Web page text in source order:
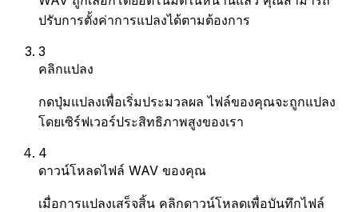
ปรับการตั้งค่าการแปลงได้ตามต้องการ
3
คลิกแปลง
กดปุ่มแปลงเพื่อเริ่มประมวลผล ไฟล์ของคุณจะถูกแปลง
โดยเซิร์ฟเวอร์ประสิทธิภาพสูงของเรา
4
ดาวน์โหลดไฟล์ WAV ของคุณ
เมื่อการแปลงเสร็จสิ้น คลิกดาวน์โหลดเพื่อบันทึกไฟล์